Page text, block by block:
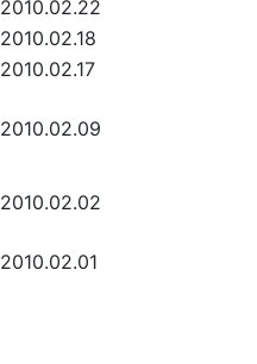
2010.02.22
2010.02.18
2010.02.17
2010.02.09
2010.02.02
2010.02.01